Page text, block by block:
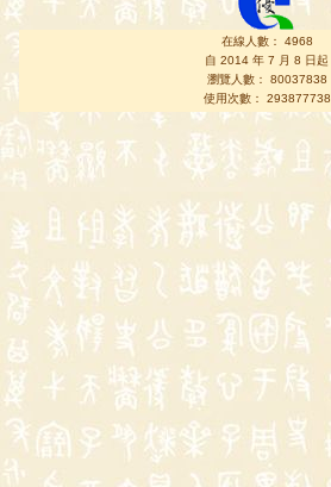
在線人數： 4968
自 2014 年 7 月 8 日起
瀏覽人數： 80037838
使用次數： 293877738